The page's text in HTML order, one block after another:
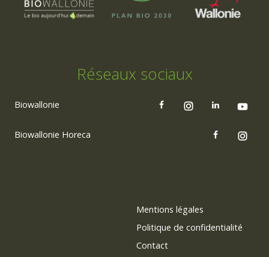
Réseaux sociaux
Biowallonie
Biowallonie Horeca
Mentions légales
Politique de confidentialité
Contact